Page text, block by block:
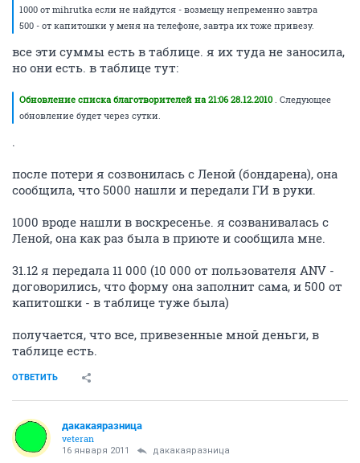
1000 от mihrutka если не найдутся - возмещу непременно завтра
500 - от капитошки у меня на телефоне, завтра их тоже привезу.
все эти суммы есть в таблице. я их туда не заносила,
но они есть. в таблице тут:
Обновление списка благотворителей на 21:06 28.12.2010 . Следующее
обновление будет через сутки.
.
после потери я созвонилась с Леной (бондарена), она
сообщила, что 5000 нашли и передали ГИ в руки.
1000 вроде нашли в воскресенье. я созванивалась с
Леной, она как раз была в приюте и сообщила мне.
31.12 я передала 11 000 (10 000 от пользователя ANV -
договорились, что форму она заполнит сама, и 500 от
капитошки - в таблице туже была)
получается, что все, привезенные мной деньги, в
таблице есть.
ОТВЕТИТЬ
дакакаяразница
veteran
16 января 2011 дакакаяразница